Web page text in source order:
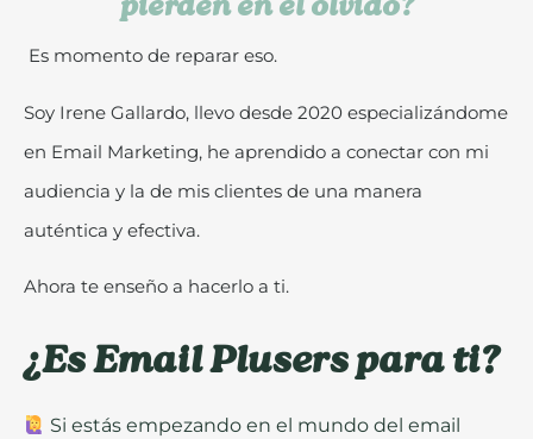
pierden en el olvido?
Es momento de reparar eso.
Soy Irene Gallardo, llevo desde 2020 especializándome
en Email Marketing, he aprendido a conectar con mi
audiencia y la de mis clientes de una manera
auténtica y efectiva.
Ahora te enseño a hacerlo a ti.
¿Es Email Plusers para ti?
Si estás empezando en el mundo del email